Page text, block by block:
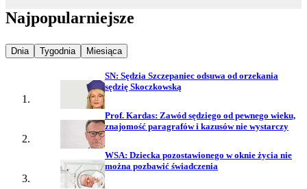
Najpopularniejsze
Najpopularniejsze wiadomości z
Dnia Najpopularniejsze wiadomości z
Tygodnia Najpopularniejsze wiadomości z
Miesiąca
SN: Sędzia Szczepaniec odsuwa od orzekania
sędzię Skoczkowską
Prof. Kardas: Zawód sędziego od pewnego wieku,
znajomość paragrafów i kazusów nie wystarczy
WSA: Dziecka pozostawionego w oknie życia nie
można pozbawić świadczenia